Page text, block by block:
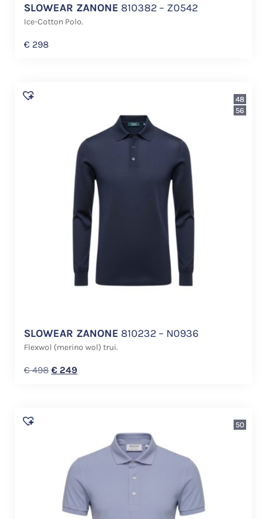
SLOWEAR ZANONE 810382 – Z0542
Ice-Cotton Polo.
€ 298
SLOWEAR ZANONE 810232 – N0936
Flexwol (merino wol) trui.
€498 € 249
48
56
50